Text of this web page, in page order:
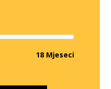
18 Mjeseci